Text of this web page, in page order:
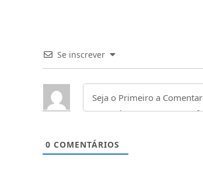
Se inscrever
0 COMENTÁRIOS